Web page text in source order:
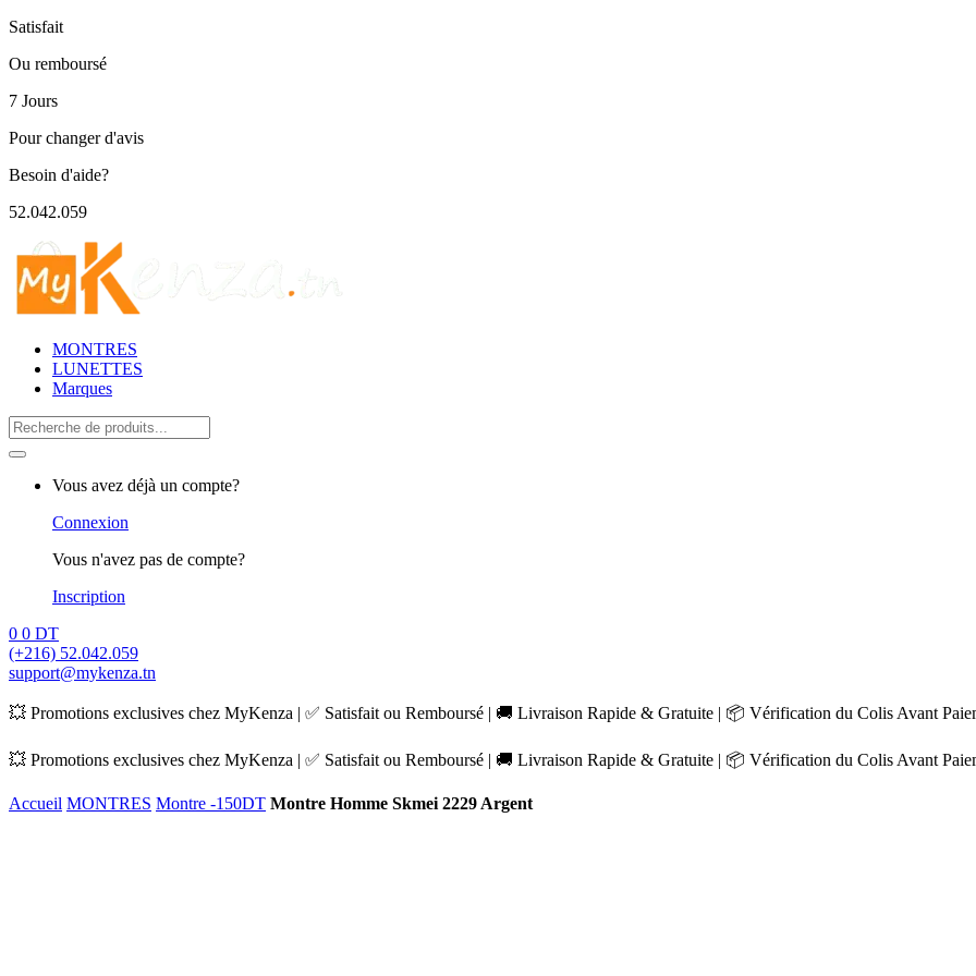
Satisfait
Ou remboursé
7 Jours
Pour changer d'avis
Besoin d'aide?
52.042.059
MONTRES
LUNETTES
Marques
Search
for:
Vous avez déjà un compte?
Connexion
Vous n'avez pas de compte?
Inscription
0 0 DT
(+216) 52.042.059
support@mykenza.tn
💥 Promotions exclusives chez MyKenza | ✅ Satisfait ou Remboursé | 🚚 Livraison Rapide & Gratuite | 📦 Vérification du Colis Avant
💥 Promotions exclusives chez MyKenza | ✅ Satisfait ou Remboursé | 🚚 Livraison Rapide & Gratuite | 📦 Vérification du Colis Avant
Accueil MONTRES Montre -150DT Montre Homme Skmei 2229 Argent